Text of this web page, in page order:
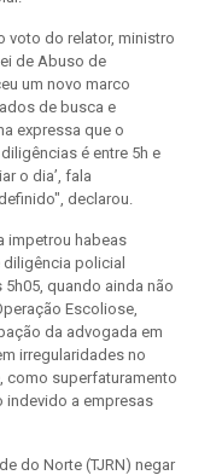
voto do relator, ministro
de Abuso de
um novo marco
de busca e
expressa que o
é entre 5h e
o dia’, fala
declarou.
impetrou habeas
policial
quando ainda não
Escoliose,
da advogada em
irregularidades no
como superfaturamento
indevido a empresas
do Norte (TJRN) negar